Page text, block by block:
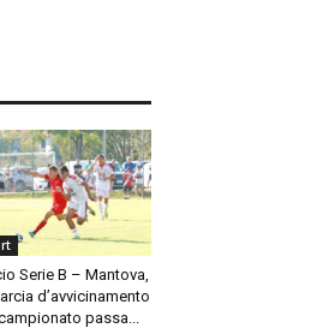
Serie B – Mantova,
d’avvicinamento
passa...